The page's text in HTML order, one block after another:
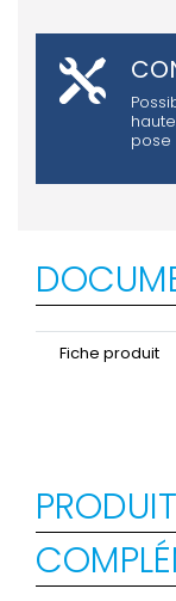
pose
Fiche produit